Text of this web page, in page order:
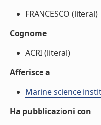
FRANCESCO (literal)
Cognome
ACRI (literal)
Afferisce a
Marine science
Ha pubblicazioni con